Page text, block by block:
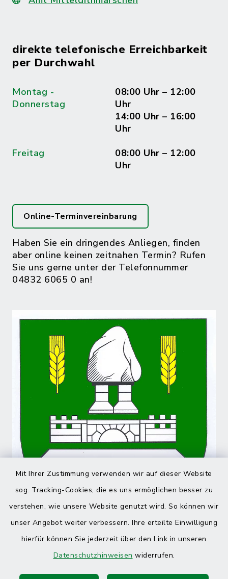
Mit Ihrer Zustimmung verwenden wir auf dieser Website
sog. Tracking-Cookies, die es uns ermöglichen besser zu
verstehen, wie unsere Website genutzt wird. So können wir
unser Angebot weiter verbessern. Ihre erteilte Einwilligung
hierfür können Sie jederzeit über den Link in unseren
Datenschutzhinweisen widerrufen.
direkte telefonische Erreichbarkeit
per Durchwahl
Montag -
Donnerstag
08:00 Uhr – 12:00
Uhr
14:00 Uhr – 16:00
Uhr
Freitag
08:00 Uhr – 12:00
Uhr
Online-Terminvereinbarung
Haben Sie ein dringendes Anliegen, finden
aber online keinen zeitnahen Termin? Rufen
Sie uns gerne unter der Telefonnummer
04832 6065 0 an!